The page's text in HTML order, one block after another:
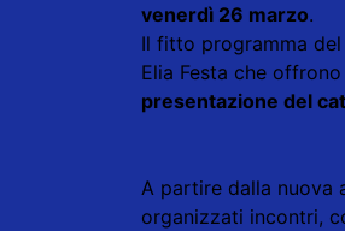
venerdì 26 marzo.
Il fitto programma del
Elia Festa che
presentazione del
A partire dalla nuova
organizzati incontri,